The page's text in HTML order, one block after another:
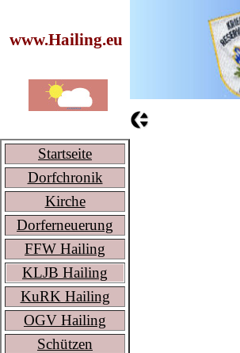
www.Hailing.eu
Startseite
Dorfchronik
Kirche
Dorferneuerung
FFW Hailing
KLJB Hailing
KuRK Hailing
OGV Hailing
Schützen